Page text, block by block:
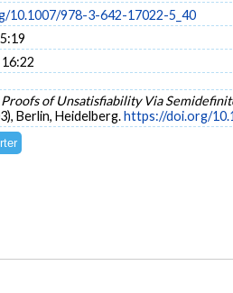
10.1007/978-3-642-17022-5_40
Proofs of Unsatisfiability Via
Berlin, Heidelberg.https://doi.org/